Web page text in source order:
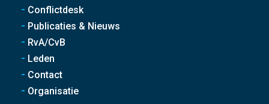
Conflictdesk
Publicaties & Nieuws
RvA/CvB
Leden
Contact
Organisatie